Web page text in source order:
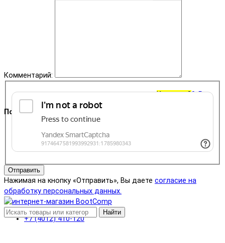
Корзина 00 ₽
Поддержка
+7 (4012) 410-120
Комментарий:
Отправить
Нажимая на кнопку «Отправить», Вы даете согласие на
обработку персональных данных.
Найти